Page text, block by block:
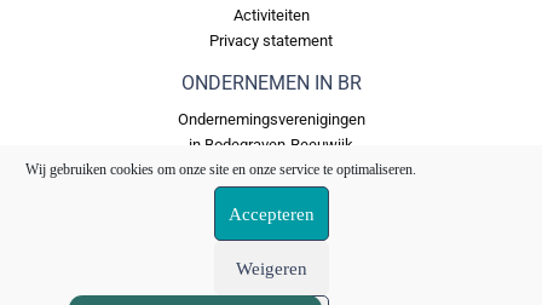
Wij gebruiken cookies om onze site en onze service te optimaliseren.
Accepteren
Weigeren
Activiteiten
Privacy statement
ONDERNEMEN IN BR
Ondernemingsverenigingen
in Bodegraven-Reeuwijk
Bedrijventerreinen in
Bodegraven Reeuwijk
Ons Fonds